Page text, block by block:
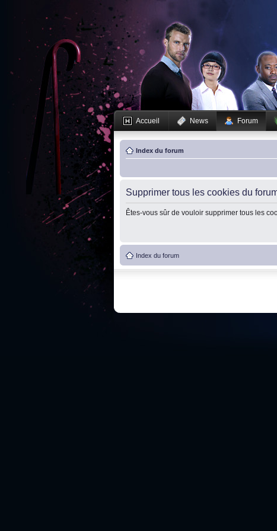
Accueil News Forum
Index du forum
Supprimer tous les cookies du
Êtes-vous sûr de vouloir supprimer tous les
Index du forum